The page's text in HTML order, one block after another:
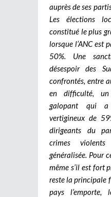
auprès de ses
Les élections
constitué le plus
lorsque l’ANC est
50%. Une
désespoir des
confrontés, entre
en difficulté,
galopant qui
vertigineux de
dirigeants du
crimes
généralisée. Pour
même s’il est fort
reste la principale
pays l’emporte,